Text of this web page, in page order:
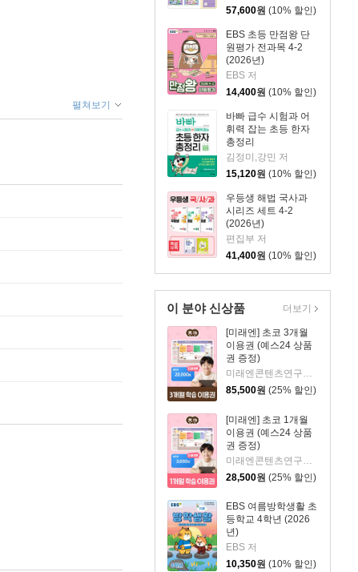
57,600원 (10% 할인)
EBS 초등 만점왕 단
원평가 전과목 4-2
(2026년)
EBS 저
14,400원 (10% 할인)
바빠 급수 시험과 어
휘력 잡는 초등 한자
총정리
김정미,강민 저
15,120원 (10% 할인)
우등생 해법 국사과
시리즈 세트 4-2
(2026년)
편집부 저
41,400원 (10% 할인)
이 분야 신상품
[미래엔] 초코 3개월
이용권 (예스24 상품
권 증정)
미래엔콘텐츠연구회 저
85,500원 (25% 할인)
[미래엔] 초코 1개월
이용권 (예스24 상품
권 증정)
28,500원 (25% 할인)
EBS 여름방학생활 초
등학교 4학년 (2026
년)
EBS 저
10,350원 (10% 할인)
더보기
펼쳐보기